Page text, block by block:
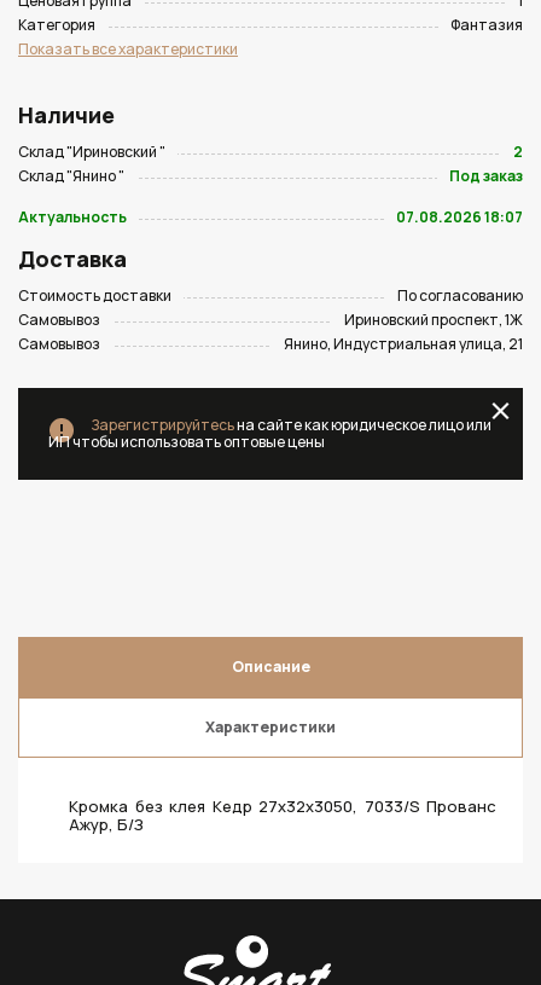
Категория
Фантазия
Показать все характеристики
Наличие
Склад "Ириновский "
2
Склад "Янино "
Под заказ
Актуальность
07.08.2026 18:07
Доставка
Стоимость доставки
По согласованию
Самовывоз
Ириновский проспект, 1Ж
Самовывоз
Янино, Индустриальная улица, 21
Зарегистрируйтесьна сайте как юридическое лицо или
ИП чтобы использовать оптовые цены
Описание
Характеристики
Кромка без клея Кедр 27х32х3050, 7033/S Прованс
Ажур, Б/З